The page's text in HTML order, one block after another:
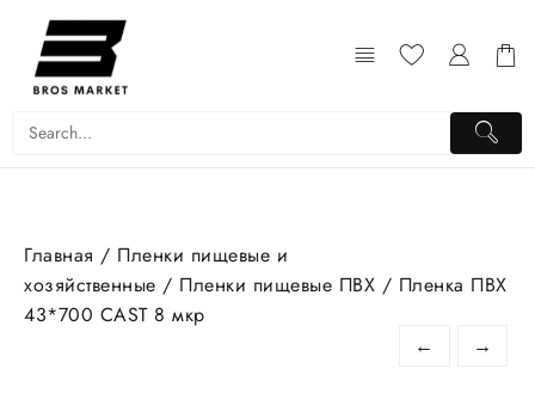
Перейти
содержимому
Главная / Пленки пищевые и
хозяйственные / Пленки пищевые ПВХ / Пленка ПВХ
43*700 CAST 8 мкр
←
→